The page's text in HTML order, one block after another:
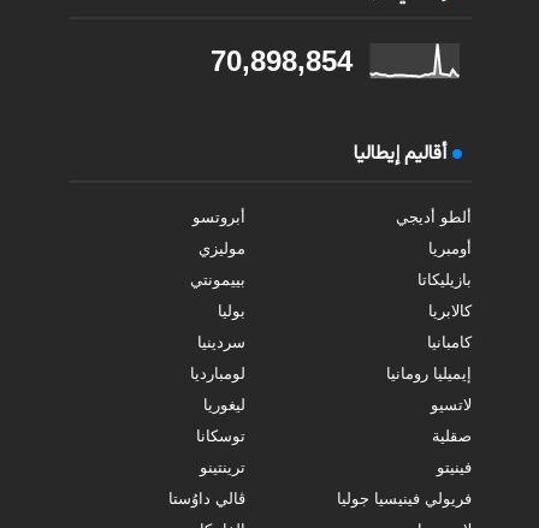
70,898,854
أقاليم إيطاليا
ألطو أديجي
أبروتسو
أومبريا
موليزي
بازيليكاتا
بييمونتي
كالابريا
بوليا
كامبانيا
سردينيا
إيميليا رومانيا
لومبارديا
لاتسيو
ليغوريا
صقلية
توسكانا
فينيتو
ترينتينو
فريولي فينيسيا جوليا
ڤالي داوُستا